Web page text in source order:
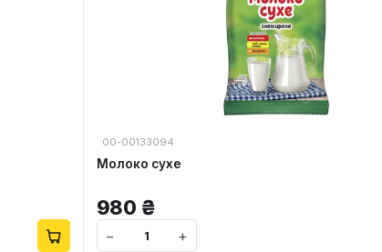
00-00133094
Молоко сухе
980 ₴
− +